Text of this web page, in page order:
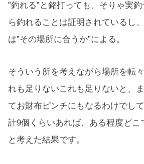
”釣れる”と銘打っても、そりゃ実
ら釣れることは証明されているし
は”その場所に合うか”による。
そういう所を考えながら場所を転
れも足りないこれも足りないと、
てお財布ピンチにもなるわけでし
計9個くらいあれば、ある程度どこ
と考えた結果です。